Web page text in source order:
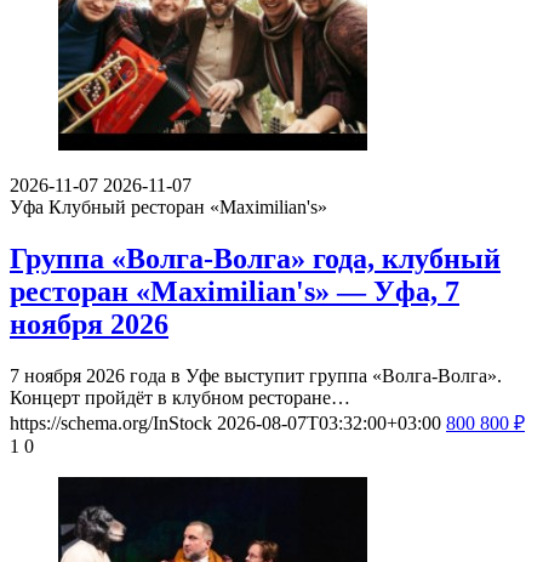
2026-11-07 2026-11-07
Уфа Клубный ресторан «Maximilian's»
Группа «Волга-Волга» года, клубный
ресторан «Maximilian's» — Уфа, 7
ноября 2026
7 ноября 2026 года в Уфе выступит группа «Волга-Волга».
Концерт пройдёт в клубном ресторане…
https://schema.org/InStock 2026-08-07T03:32:00+03:00 800 800 ₽
1 0